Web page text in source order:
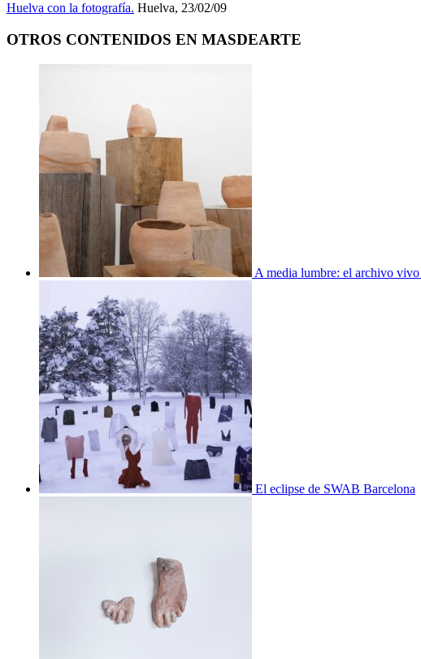
Huelva con la fotografía. Huelva, 23/02/09
OTROS CONTENIDOS EN MASDEARTE
A media lumbre: el archivo vivo
El eclipse de SWAB Barcelona